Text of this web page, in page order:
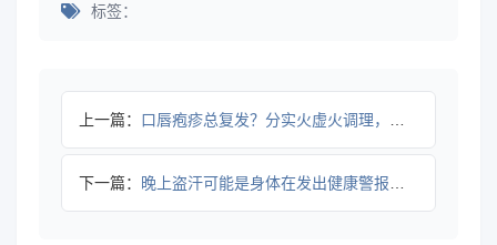
标签：
上一篇： 口唇疱疹总复发？分实火虚火调理，科学缓解不踩坑
下一篇： 晚上盗汗可能是身体在发出健康警报，科学应对规避隐患